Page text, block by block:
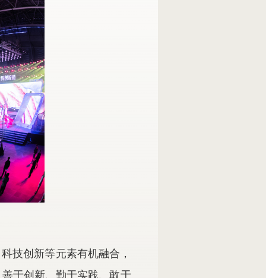
技创新等元素有机融合，
于创新、勤于实践、敢于